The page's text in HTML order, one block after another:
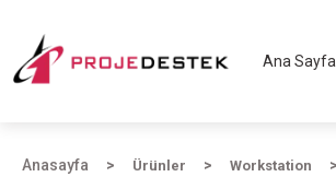
Ana Sayfa
Anasayfa Ürünler Workstation